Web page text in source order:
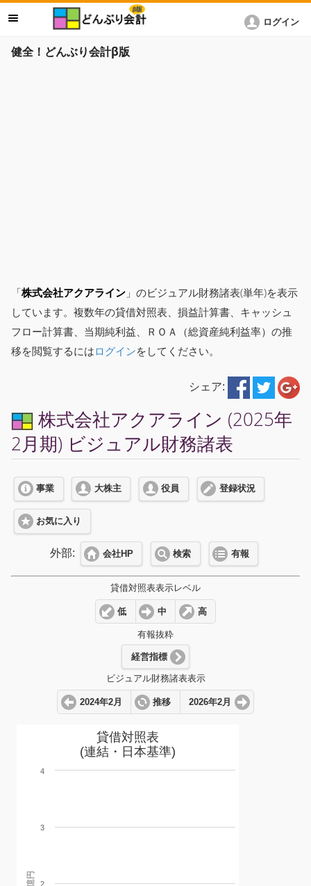
健全！どんぶり会計β版
ログイン
「株式会社アクアライン 」のビジュアル財務諸表(単年)を表示
しています。複数年の貸借対照表、損益計算書、キャッシュ
フロー計算書、当期純利益、ＲＯＡ（総資産純利益率）の推
移を閲覧するにはログインをしてください。
シェア:
株式会社アクアライン (2025年
2月期) ビジュアル財務諸表
事業 大株主 役員 登録状況
お気に入り
外部: 会社HP 検索 有報
貸借対照表表示レベル
低 中 高
有報抜粋
経営指標
ビジュアル財務諸表表示
2024年2月 推移 2026年2月
貸借対照表
(連結・日本基準)
2
3
4